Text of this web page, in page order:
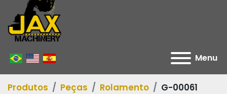
Menu
Produtos Peças Rolamento G-00061